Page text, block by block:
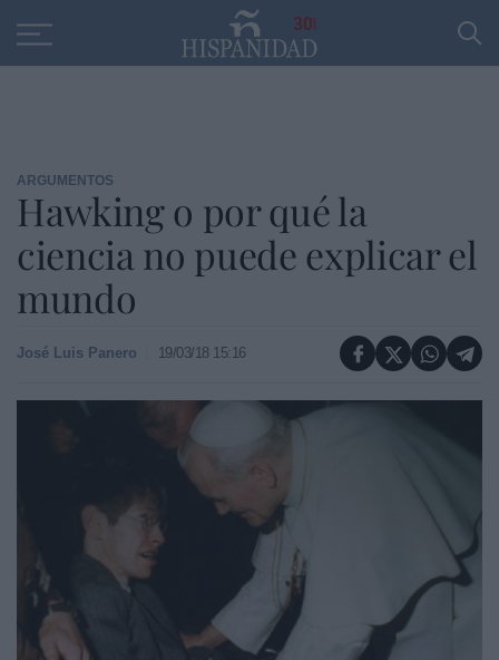
30
ARGUMENTOS
Hawking o por qué la
ciencia no puede explicar el
mundo
José Luis Panero 19/03/18 15:16